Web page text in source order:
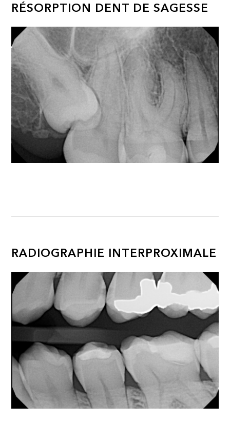
RÉSORPTION DENT DE SAGESSE
RADIOGRAPHIE INTERPROXIMALE